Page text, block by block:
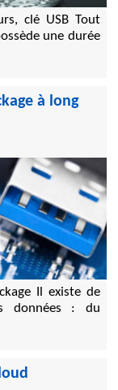
clé USB Tout
une durée
à long
Il existe de
données : du